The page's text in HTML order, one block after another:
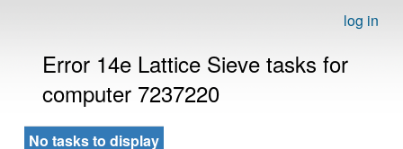
log in
Error 14e Lattice Sieve tasks for
computer 7237220
No tasks to display